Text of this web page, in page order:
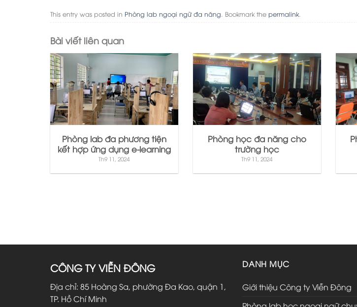
This entry was posted in Phòng lab ngoại ngữ đa năng. Bookmark the permalink.
Bài viết liên quan
Phòng lab đa phương tiện
kết hợp ứng dụng e-learning
Th9 11, 2024
Phòng học đa năng cho
trường học
Th9 11, 2024
CÔNG TY VIỄN ĐÔNG
Địa chỉ: 85 Hoàng Sa, phường Đa Kao, quận 1,
TP. Hồ Chí Minh
DANH MỤC
Giới thiệu Công ty Viễn Đông